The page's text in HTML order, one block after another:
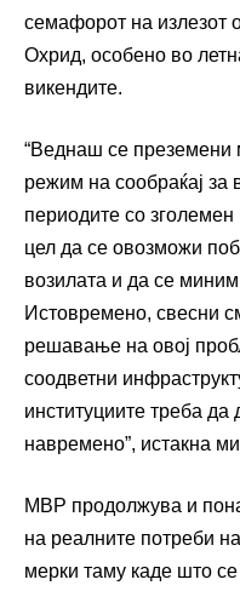
семафорот на излезот
Охрид, особено во
викендите.
“Веднаш се преземени
режим на сообраќај за
периодите со зголемен
цел да се овозможи
возилата и да се
Истовремено, свесни
решавање на овој
соодветни
институциите треба да
навремено”, истакна
МВР продолжува и
на реалните потреби
мерки таму каде што